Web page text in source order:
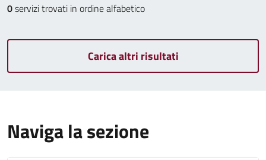
0servizi trovati in ordine alfabetico
Carica altri risultati
Naviga la sezione